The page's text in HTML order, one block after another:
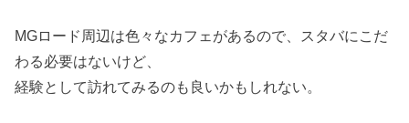
MGロード周辺は色々なカフェがあるので、スタバにこだ
わる必要はないけど、
経験として訪れてみるのも良いかもしれない。